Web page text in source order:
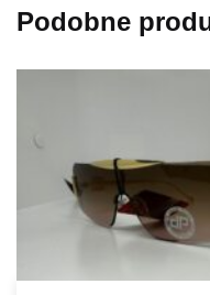
Podobne